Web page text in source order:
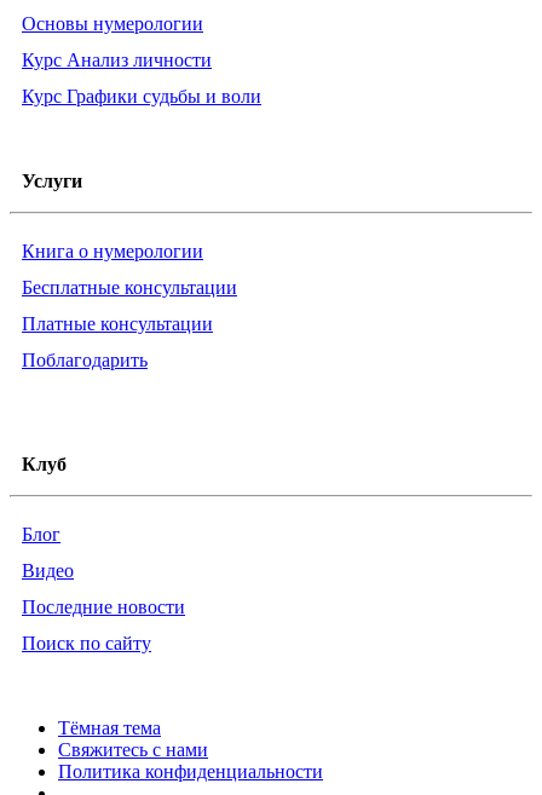
Основы нумерологии
Курс Анализ личности
Курс Графики судьбы и воли
Услуги
Книга о нумерологии
Бесплатные консультации
Платные консультации
Поблагодарить
Клуб
Блог
Видео
Последние новости
Поиск по сайту
Тёмная тема
Свяжитесь с нами
Политика конфиденциальности